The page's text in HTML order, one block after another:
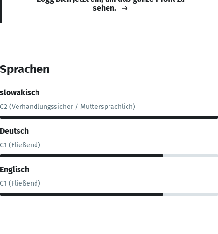
sehen.
Sprachen
slowakisch
C2 (Verhandlungssicher / Muttersprachlich)
Deutsch
C1 (Fließend)
Englisch
C1 (Fließend)